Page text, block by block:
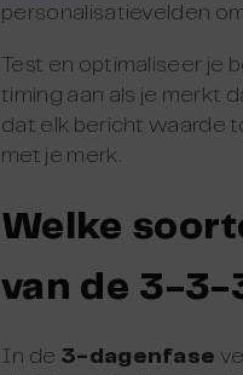
personalisatievelden
Test en optimaliseer je
timing aan als je merkt
dat elk bericht waarde
met je merk.
Welke
van de 3-
In de 3-dagenfase